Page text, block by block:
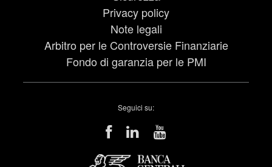
Privacy policy
Note legali
Arbitro per le Controversie Finanziarie
Fondo di garanzia per le PMI
Seguici su: